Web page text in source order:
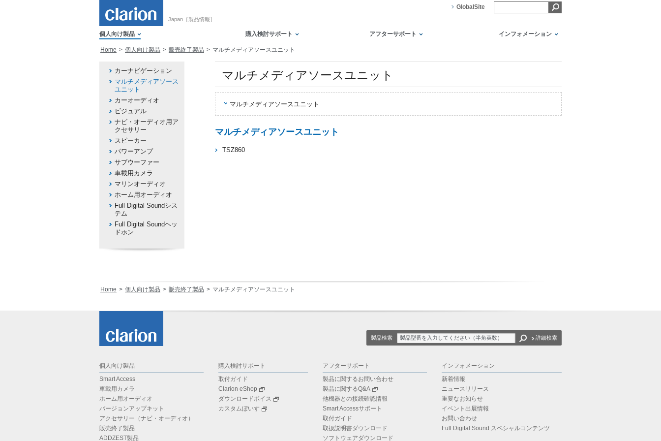
Japan［製品情報］
GlobalSite
個人向け製品 購入検討サポート アフターサポート インフォメーション
Home 個人向け製品 販売終了製品 マルチメディアソースユニット
カーナビゲーション
マルチメディアソース
ユニット
カーオーディオ
ビジュアル
ナビ・オーディオ用ア
クセサリー
スピーカー
パワーアンプ
サブウーファー
車載用カメラ
マリンオーディオ
ホーム用オーディオ
Full Digital Soundシス
テム
Full Digital Soundヘッ
ドホン
マルチメディアソースユニット
マルチメディアソースユニット
マルチメディアソースユニット
TSZ860
Home 個人向け製品 販売終了製品 マルチメディアソースユニット
製品検索 詳細検索
個人向け製品
Smart Access
車載用カメラ
ホーム用オーディオ
バージョンアップキット
アクセサリー（ナビ・オーディオ）
販売終了製品
ADDZEST製品
購入検討サポート
取付ガイド
Clarion eShop
ダウンロードボイス
カスタムぼいす
アフターサポート
製品に関するお問い合わせ
製品に関するQ&A
他機器との接続確認情報
Smart Accessサポート
取付ガイド
取扱説明書ダウンロード
ソフトウェアダウンロード
インフォメーション
新着情報
ニュースリリース
重要なお知らせ
イベント出展情報
お問い合わせ
Full Digital Sound スペシャルコンテンツ